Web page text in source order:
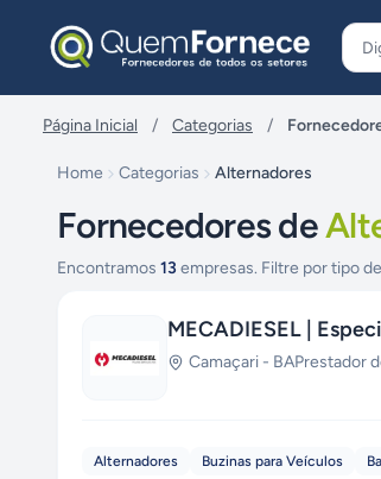
Página Inicial / Categorias /
Home Categorias Alternadores
Fornecedores de
Encontramos 13 empresas. Filtre por tipo
MECADIESEL |
Camaçari - BAPrestador
Alternadores Buzinas para Veículos